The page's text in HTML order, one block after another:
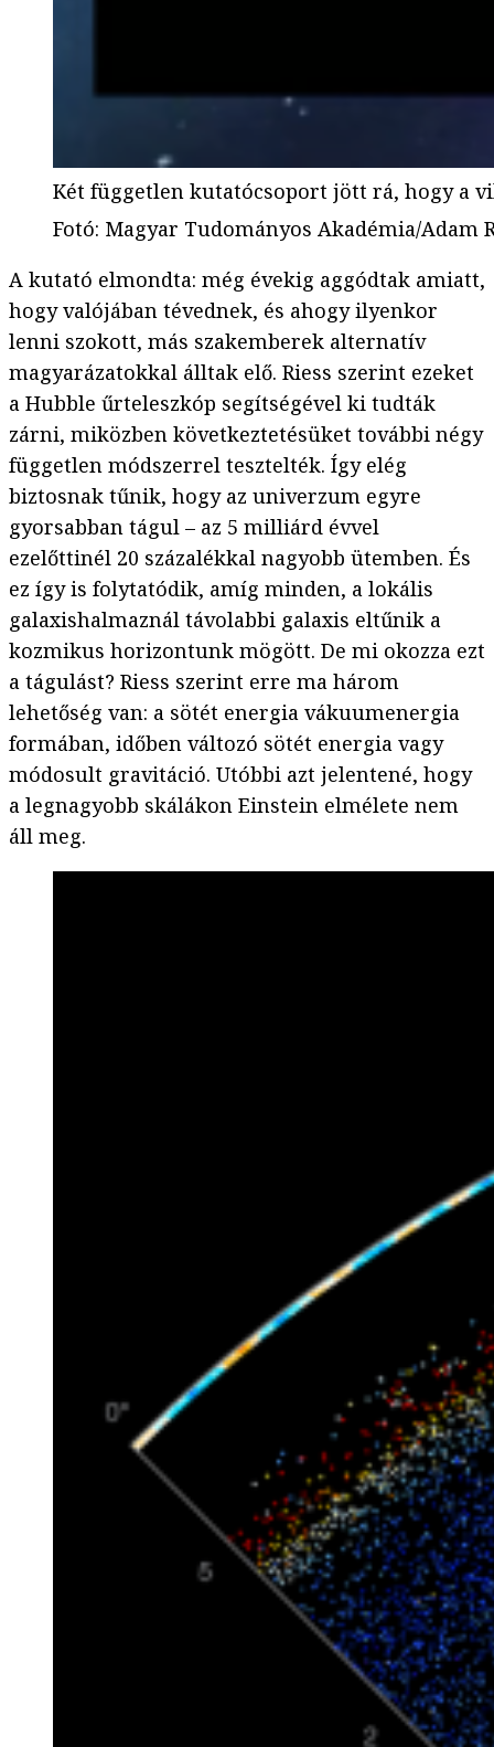
Két független kutatócsoport jött rá, hogy a
Fotó: Magyar Tudományos Akadémia/Adam
A kutató elmondta: még évekig aggódtak amiatt,
hogy valójában tévednek, és ahogy ilyenkor
lenni szokott, más szakemberek alternatív
magyarázatokkal álltak elő. Riess szerint ezeket
a Hubble űrteleszkóp segítségével ki tudták
zárni, miközben következtetésüket további négy
független módszerrel tesztelték. Így elég
biztosnak tűnik, hogy az univerzum egyre
gyorsabban tágul – az 5 milliárd évvel
ezelőttinél 20 százalékkal nagyobb ütemben. És
ez így is folytatódik, amíg minden, a lokális
galaxishalmaznál távolabbi galaxis eltűnik a
kozmikus horizontunk mögött. De mi okozza ezt
a tágulást? Riess szerint erre ma három
lehetőség van: a sötét energia vákuumenergia
formában, időben változó sötét energia vagy
módosult gravitáció. Utóbbi azt jelentené, hogy
a legnagyobb skálákon Einstein elmélete nem
áll meg.